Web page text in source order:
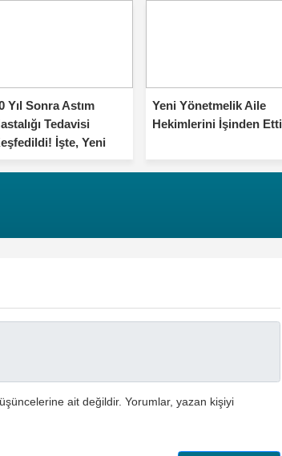
Yıl Sonra Astım
Tedavisi
İşte, Yeni
Yeni Yönetmelik Aile
Hekimlerini İşinden Etti
ait değildir. Yorumlar, yazan kişiyi